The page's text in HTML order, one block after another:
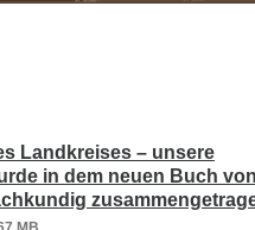
Landkreises – unsere
in dem neuen Buch
MB